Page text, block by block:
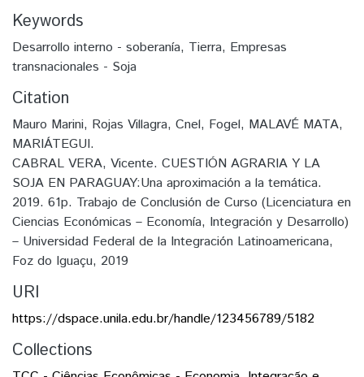
Keywords
Desarrollo interno - soberanía, Tierra, Empresas
transnacionales - Soja
Citation
Mauro Marini, Rojas Villagra, Cnel, Fogel, MALAVÉ MATA,
MARIÁTEGUI.
CABRAL VERA, Vicente. CUESTIÓN AGRARIA Y LA
SOJA EN PARAGUAY:Una aproximación a la temática.
2019. 61p. Trabajo de Conclusión de Curso (Licenciatura en
Ciencias Económicas – Economía, Integración y Desarrollo)
– Universidad Federal de la Integración Latinoamericana,
Foz do Iguaçu, 2019
URI
https://dspace.unila.edu.br/handle/123456789/5182
Collections